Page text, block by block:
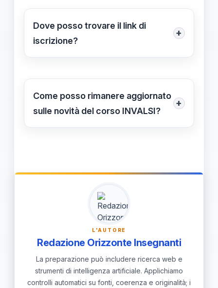
approfondimento e la valutazione
finale sono svolte in modalità
Dove posso trovare il link di
iscrizione?
+
Il link di iscrizione sarà disponibile
dell'INVALSI e sarà accessibile nelle
date di apertura delle iscrizioni,
Come posso rimanere aggiornato
sulle novità del corso INVALSI?
+
Per aggiornamenti in tempo reale,
pubblicano notizie e aggiornamenti
sulla formazione docenti INVALSI.
L'AUTORE
Redazione Orizzonte Insegnanti
La preparazione può includere ricerca web e
strumenti di intelligenza artificiale. Applichiamo
controlli automatici su fonti, coerenza e originalità; i